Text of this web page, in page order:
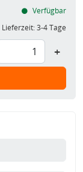
Verfügbar
Lieferzeit:3-4 Tage
+